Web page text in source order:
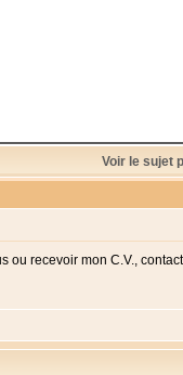
Voir le sujet
recevoir mon C.V.,